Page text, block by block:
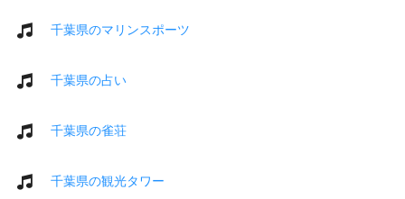
千葉県のマリンスポーツ
千葉県の占い
千葉県の雀荘
千葉県の観光タワー